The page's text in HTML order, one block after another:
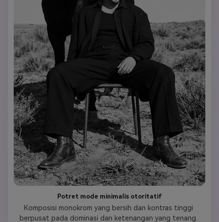
Potret mode minimalis otoritatif
Komposisi monokrom yang bersih dan kontras tinggi
berpusat pada dominasi dan ketenangan yang tenang.